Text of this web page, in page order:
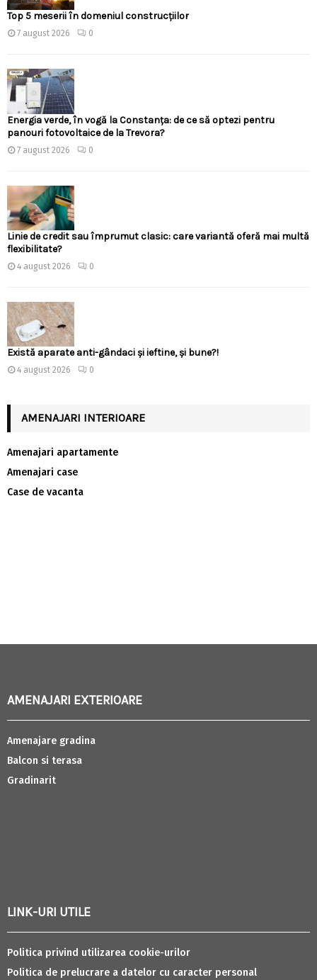
Top 5 meserii în domeniul construcțiilor
7 august 2026 0
Energia verde, în vogă la Constanța: de ce să optezi pentru
panouri fotovoltaice de la Trevora?
7 august 2026 0
Linie de credit sau împrumut clasic: care variantă oferă mai multă
flexibilitate?
4 august 2026 0
Există aparate anti-gândaci și ieftine, și bune?!
4 august 2026 0
AMENAJARI INTERIOARE
Amenajari apartamente
Amenajari case
Case de vacanta
AMENAJARI EXTERIOARE
Amenajare gradina
Balcon si terasa
Gradinarit
LINK-URI UTILE
Politica privind utilizarea cookie-urilor
Politica de prelucrare a datelor cu caracter personal